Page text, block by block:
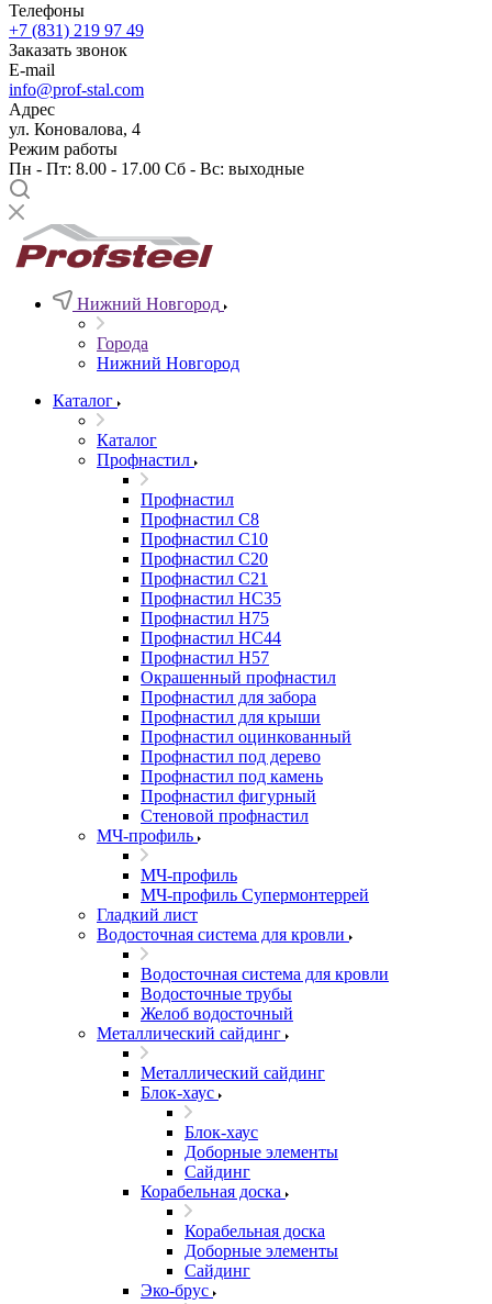
Телефоны
+7 (831) 219 97 49
Заказать звонок
E-mail
info@prof-stal.com
Адрес
ул. Коновалова, 4
Режим работы
Пн - Пт: 8.00 - 17.00 Сб - Вс: выходные
Нижний Новгород
Города
Нижний Новгород
Каталог
Каталог
Профнастил
Профнастил
Профнастил С8
Профнастил С10
Профнастил С20
Профнастил С21
Профнастил НС35
Профнастил Н75
Профнастил HC44
Профнастил Н57
Окрашенный профнастил
Профнастил для забора
Профнастил для крыши
Профнастил оцинкованный
Профнастил под дерево
Профнастил под камень
Профнастил фигурный
Стеновой профнастил
МЧ-профиль
МЧ-профиль
МЧ-профиль Супермонтеррей
Гладкий лист
Водосточная система для кровли
Водосточная система для кровли
Водосточные трубы
Желоб водосточный
Металлический сайдинг
Металлический сайдинг
Блок-хаус
Блок-хаус
Доборные элементы
Сайдинг
Корабельная доска
Корабельная доска
Доборные элементы
Сайдинг
Эко-брус